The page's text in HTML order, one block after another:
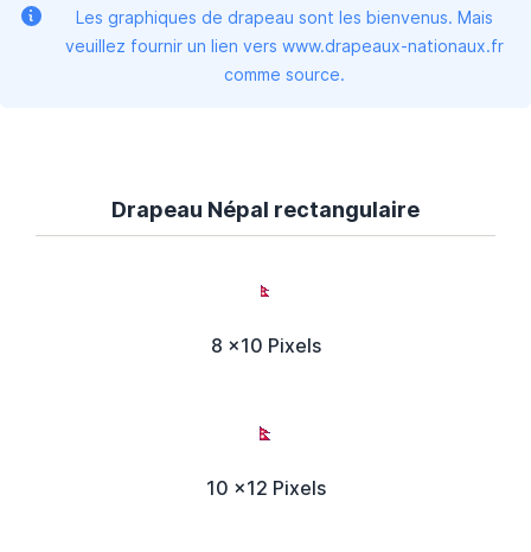
Les graphiques de drapeau sont les bienvenus. Mais
veuillez fournir un lien vers www.drapeaux-nationaux.fr
comme source.
Drapeau Népal rectangulaire
8 x10 Pixels
10 x12 Pixels